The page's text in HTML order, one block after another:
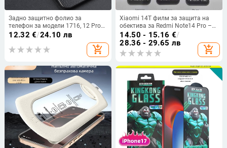
Задно защитно фолио за
телефон за модели 1716, 12 Pro
Max, 13 Pro Max; 14 кожена
12.32 €/24.10 лв
add_shopping_cart
Xiaomi 14T филм за защита на
обектива за Redmi Note14 Pro –
Eagle Eye рамка за капака на
камерата с променящ се цвят
14.50 - 15.16 €/
28.36 - 29.65 лв
add_shopping_cart